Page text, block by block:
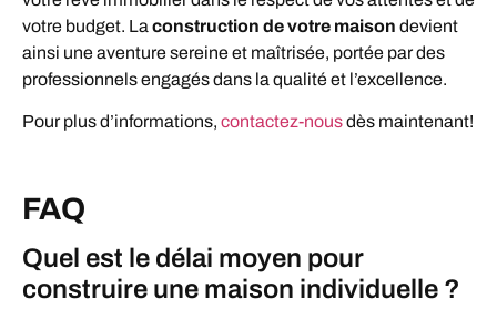
votre budget. La construction de votre maison devient
ainsi une aventure sereine et maîtrisée, portée par des
professionnels engagés dans la qualité et l’excellence.
Pour plus d’informations, contactez-nousdès maintenant!
FAQ
Quel est le délai moyen pour
construire une maison individuelle ?